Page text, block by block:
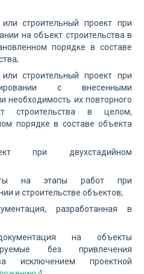
или строительный проект при
на объект строительства в
порядке в составе
или строительный проект при
с внесенными
их повторного
строительства в целом,
порядке в составе объекта
при двухстадийном
на этапы работ при
и строительстве объектов;
разработанная в
на объекты
без привлечения
исключением проектной